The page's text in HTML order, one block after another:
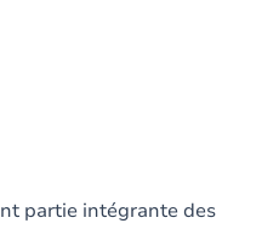
partie intégrante des